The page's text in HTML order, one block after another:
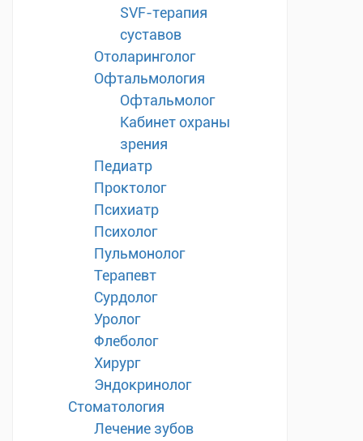
SVF-терапия
суставов
Отоларинголог
Офтальмология
Офтальмолог
Кабинет охраны
зрения
Педиатр
Проктолог
Психиатр
Психолог
Пульмонолог
Терапевт
Сурдолог
Уролог
Флеболог
Хирург
Эндокринолог
Стоматология
Лечение зубов